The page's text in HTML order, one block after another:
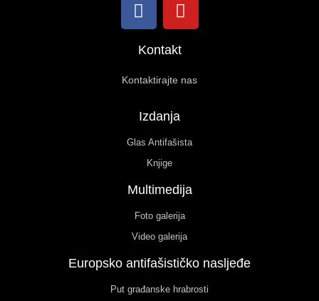
Kontakt
Kontaktirajte nas
Izdanja
Glas Antifašista
Knjige
Multimedija
Foto galerija
Video galerija
Europsko antifašističko nasljeđe
Put građanske hrabrosti